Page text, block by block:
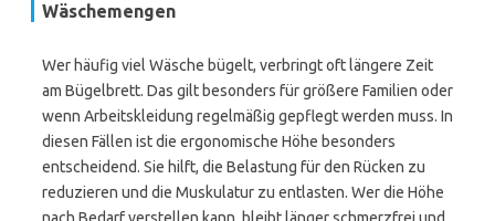
Wäschemengen
Wer häufig viel Wäsche bügelt, verbringt oft längere Zeit
am Bügelbrett. Das gilt besonders für größere Familien oder
wenn Arbeitskleidung regelmäßig gepflegt werden muss. In
diesen Fällen ist die ergonomische Höhe besonders
entscheidend. Sie hilft, die Belastung für den Rücken zu
reduzieren und die Muskulatur zu entlasten. Wer die Höhe